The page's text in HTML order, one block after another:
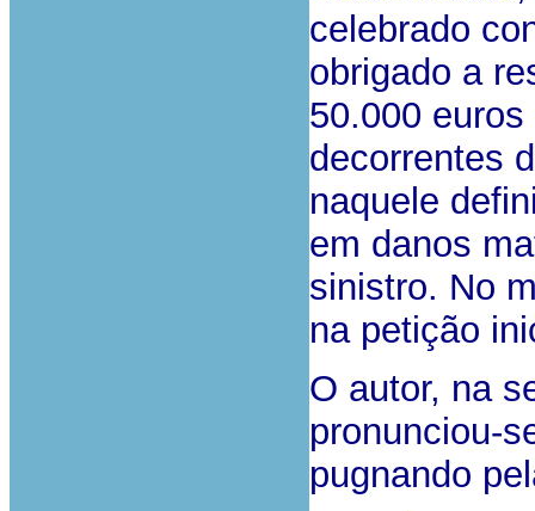
celebrado
obrigado a
50.000
decorrentes
naquele
em danos
sinistro. No
na petição
O autor, na
pronunciou-
pugnando